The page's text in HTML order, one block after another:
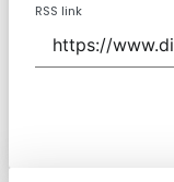
RSS link